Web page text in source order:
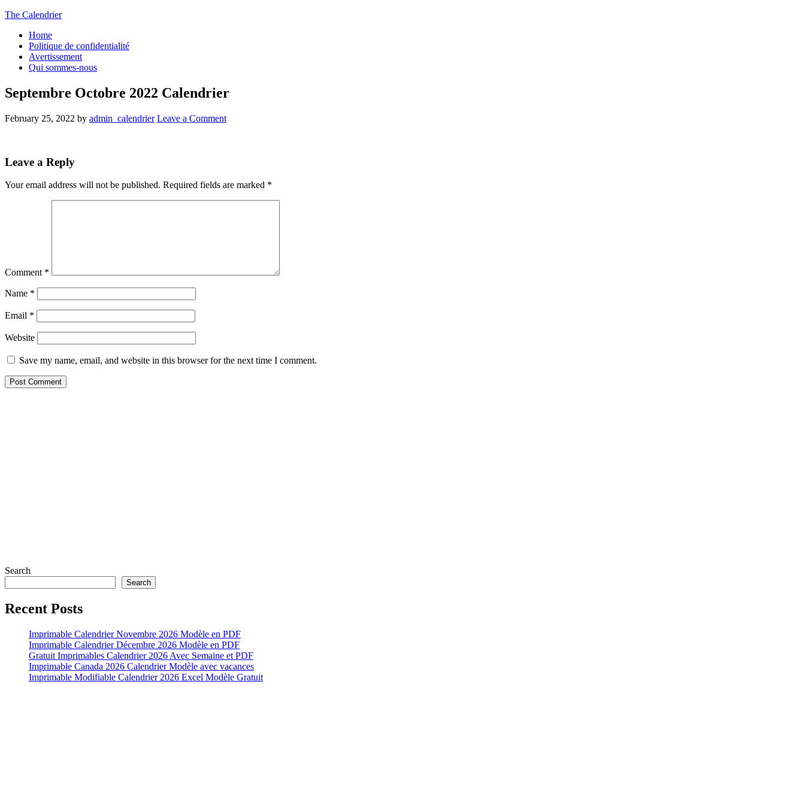
The Calendrier
Home
Politique de confidentialité
Avertissement
Qui sommes-nous
Septembre Octobre 2022 Calendrier
February 25, 2022 by admin_calendrier Leave a Comment
Leave a Reply
Your email address will not be published. Required fields are marked *
Comment *
Name *
Email *
Website
Save my name, email, and website in this browser for the next time I comment.
Search
Search
Recent Posts
Imprimable Calendrier Novembre 2026 Modèle en PDF
Imprimable Calendrier Décembre 2026 Modèle en PDF
Gratuit Imprimables Calendrier 2026 Avec Semaine et PDF
Imprimable Canada 2026 Calendrier Modèle avec vacances
Imprimable Modifiable Calendrier 2026 Excel Modèle Gratuit